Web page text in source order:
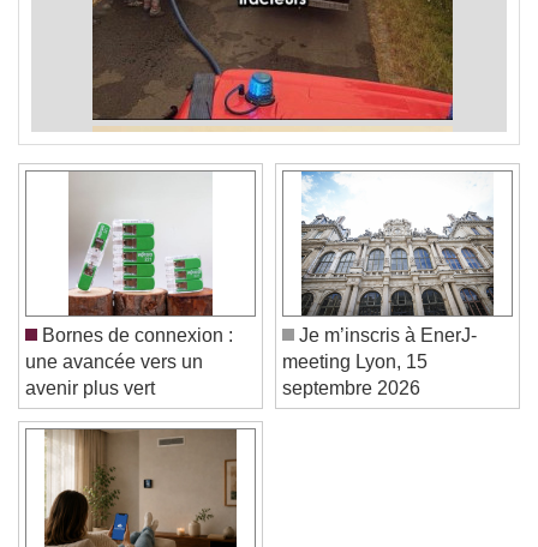
Bornes de connexion :
une avancée vers un
avenir plus vert
Je m’inscris à EnerJ-
meeting Lyon, 15
septembre 2026